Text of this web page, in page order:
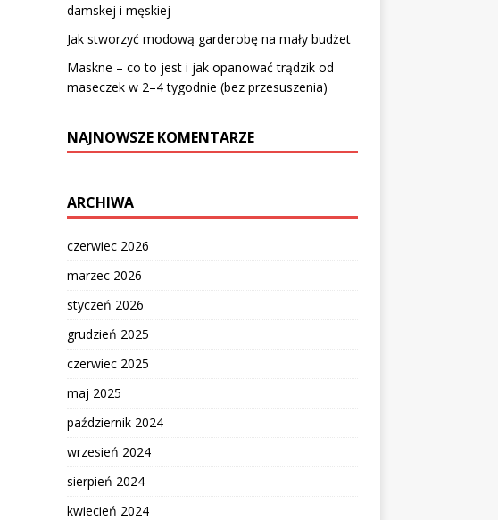
damskej i męskiej
Jak stworzyć modową garderobę na mały budżet
Maskne – co to jest i jak opanować trądzik od
maseczek w 2–4 tygodnie (bez przesuszenia)
NAJNOWSZE KOMENTARZE
ARCHIWA
czerwiec 2026
marzec 2026
styczeń 2026
grudzień 2025
czerwiec 2025
maj 2025
październik 2024
wrzesień 2024
sierpień 2024
kwiecień 2024